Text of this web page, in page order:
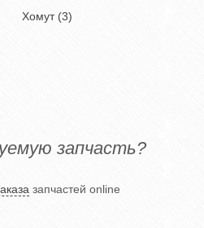
Хомут (3)
запчасть?
запчастей online